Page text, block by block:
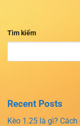
Tìm kiếm
Recent Posts
Kèo 1.25 là gì?